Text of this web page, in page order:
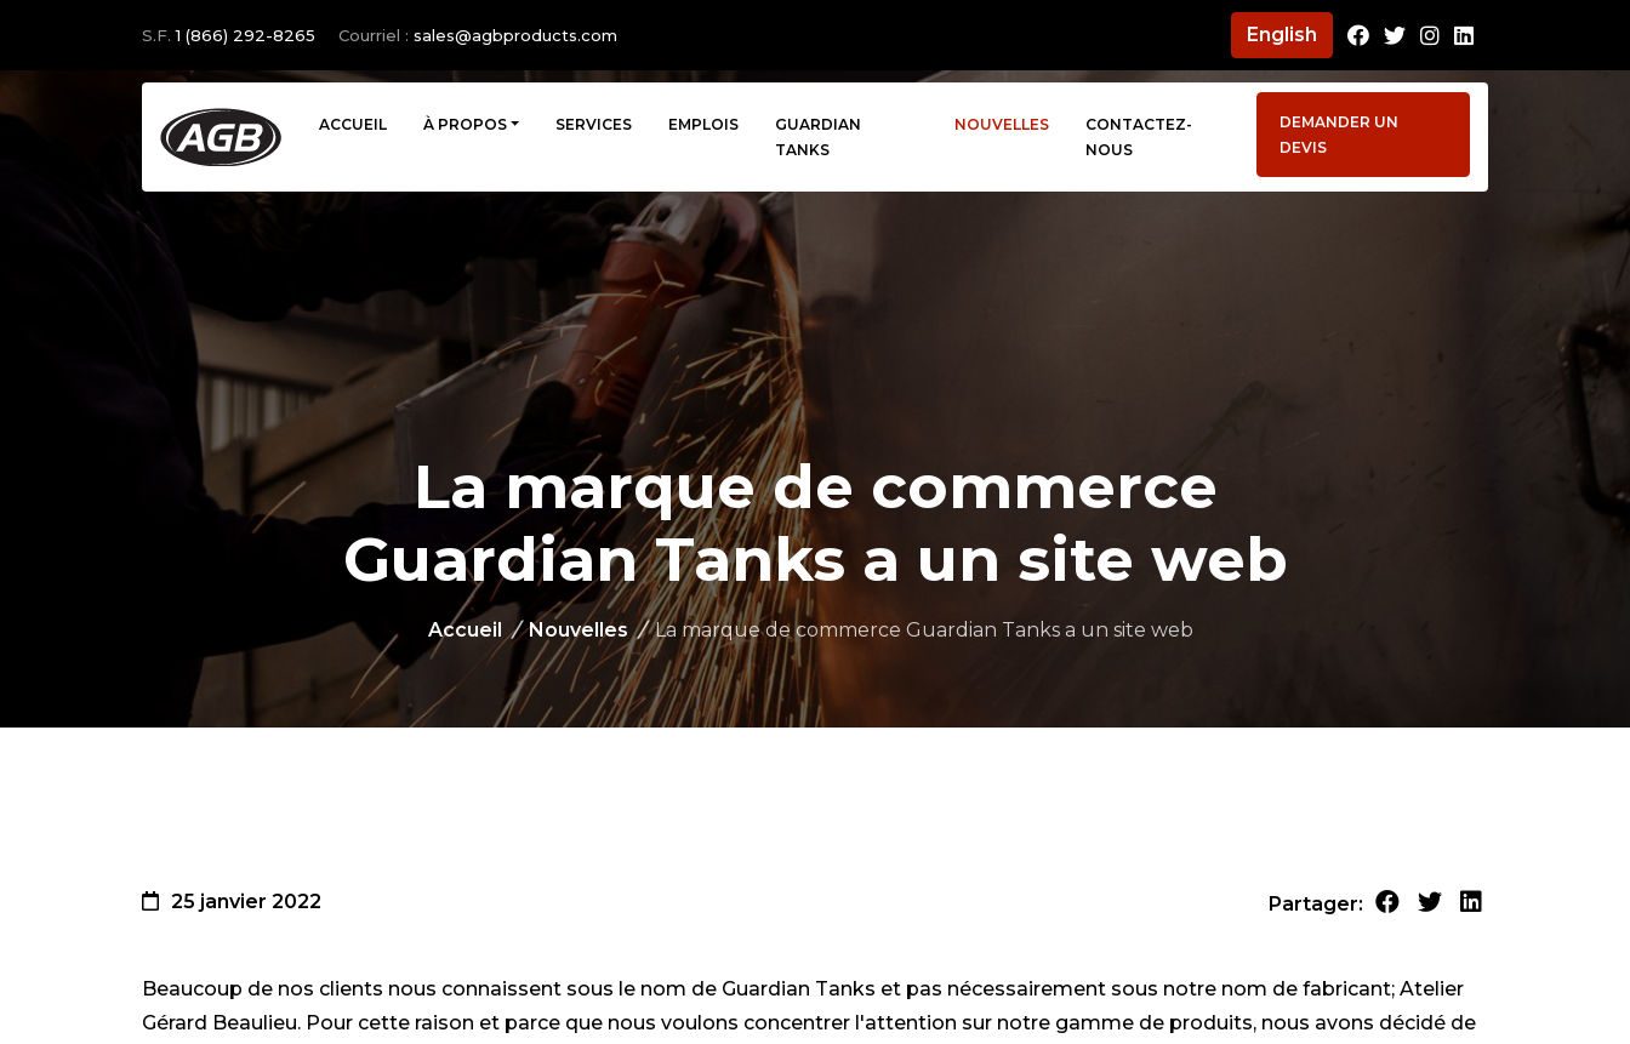
S.F. 1 (866) 292-8265 Courriel : moc.stcudorpbga@selas English Facebook
TwitterInstagram
LinkedIn
ACCUEIL À PROPOS SERVICES EMPLOIS
GUARDIAN
TANKS
NOUVELLES
CONTACTEZ-
NOUS
DEMANDER UN
DEVIS
La marque de commerce
Guardian Tanks a un site web
Accueil / Nouvelles / La marque de commerce Guardian Tanks a un site web
25 janvier 2022 Partager:
Beaucoup de nos clients nous connaissent sous le nom de Guardian Tanks et pas nécessairement sous notre nom de fabricant; Atelier
Gérard Beaulieu. Pour cette raison et parce que nous voulons concentrer l'attention sur notre gamme de produits, nous avons décidé de